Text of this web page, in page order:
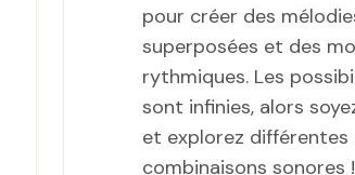
pour créer des
superposées et des
rythmiques. Les
sont infinies, alors
et explorez différentes
combinaisons sonores !